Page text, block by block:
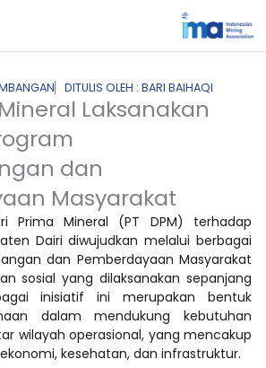
DITULIS OLEH : BARI BAIHAQI
Laksanakan
dan
Masyarakat
Prima Mineral (PT DPM) terhadap
Dairi diwujudkan melalui berbagai
dan Pemberdayaan Masyarakat
sosial yang dilaksanakan sepanjang
inisiatif ini merupakan bentuk
dalam mendukung kebutuhan
wilayah operasional, yang mencakup
kesehatan, dan infrastruktur.